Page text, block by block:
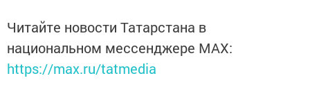
Читайте новости Татарстана в
национальном мессенджере MАХ:
https://max.ru/tatmedia